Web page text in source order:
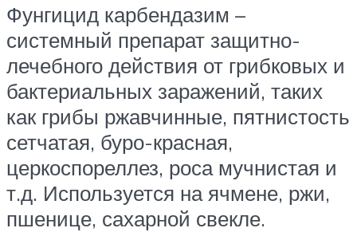
Фунгицид карбендазим –
системный препарат защитно-
лечебного действия от грибковых и
бактериальных заражений, таких
как грибы ржавчинные, пятнистость
сетчатая, буро-красная,
церкоспореллез, роса мучнистая и
т.д. Используется на ячмене, ржи,
пшенице, сахарной свекле.